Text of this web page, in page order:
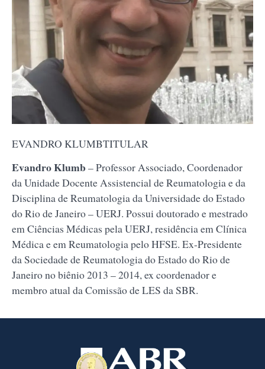
EVANDRO KLUMBTITULAR
Evandro Klumb – Professor Associado, Coordenador
da Unidade Docente Assistencial de Reumatologia e da
Disciplina de Reumatologia da Universidade do Estado
do Rio de Janeiro – UERJ. Possui doutorado e mestrado
em Ciências Médicas pela UERJ, residência em Clínica
Médica e em Reumatologia pelo HFSE. Ex-Presidente
da Sociedade de Reumatologia do Estado do Rio de
Janeiro no biênio 2013 – 2014, ex coordenador e
membro atual da Comissão de LES da SBR.